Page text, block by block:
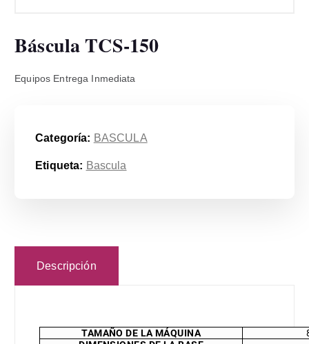
Báscula TCS-150
Equipos Entrega Inmediata
Categoría: BASCULA
Etiqueta: Bascula
Descripción
TAMAÑO DE LA MÁQUINA